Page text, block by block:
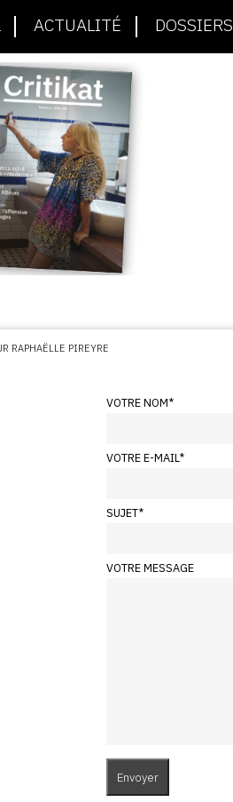
ACTUALITÉ DOSSIERS
RAPHAËLLE PIREYRE
VOTRE NOM*
VOTRE E-MAIL*
SUJET*
VOTRE MESSAGE